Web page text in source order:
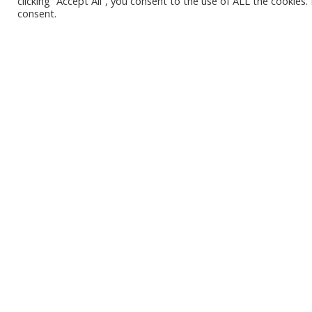
consent.